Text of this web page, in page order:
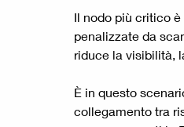
Il nodo più critico
penalizzate da
riduce la visibilità,
È in questo
collegamento tra